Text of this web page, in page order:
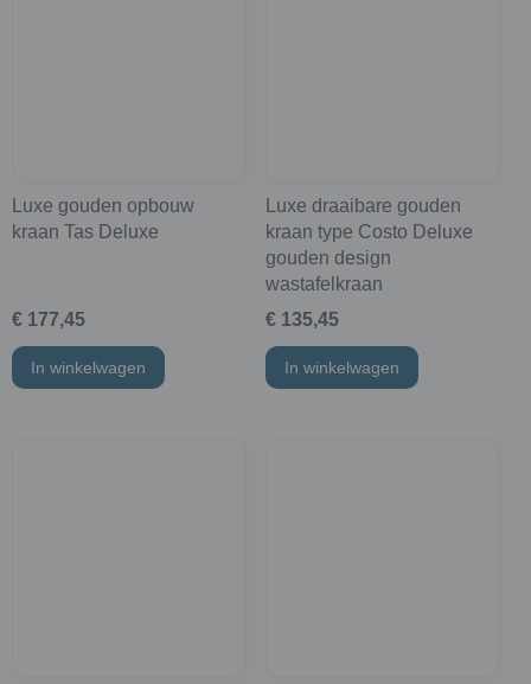
Luxe gouden opbouw
kraan Tas Deluxe
€ 177,45
In winkelwagen
Luxe draaibare gouden
kraan type Costo Deluxe
gouden design
wastafelkraan
€ 135,45
In winkelwagen